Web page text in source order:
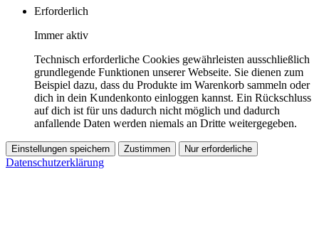
Erforderlich
Immer aktiv
Technisch erforderliche Cookies gewährleisten ausschließlich
grundlegende Funktionen unserer Webseite. Sie dienen zum
Beispiel dazu, dass du Produkte im Warenkorb sammeln oder
dich in dein Kundenkonto einloggen kannst. Ein Rückschluss
auf dich ist für uns dadurch nicht möglich und dadurch
anfallende Daten werden niemals an Dritte weitergegeben.
Einstellungen speichern Zustimmen Nur erforderliche
Datenschutzerklärung